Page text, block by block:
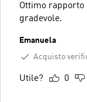
Ottimo rapporto
gradevole.
Emanuela
Acquisto
Utile? 0